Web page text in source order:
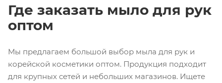
Где заказать мыло для рук
оптом
Мы предлагаем большой выбор мыла для рук и
корейской косметики оптом. Продукция подходит
для крупных сетей и небольших магазинов. Ищете